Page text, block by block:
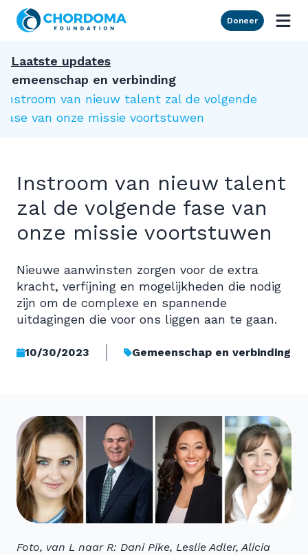
Skip to Main Content
Doneer
Laatste updates
Gemeenschap en verbinding
Instroom van nieuw talent zal de volgende
fase van onze missie voortstuwen
Instroom van nieuw talent
zal de volgende fase van
onze missie voortstuwen
Nieuwe aanwinsten zorgen voor de extra
kracht, verfijning en mogelijkheden die nodig
zijn om de complexe en spannende
uitdagingen die voor ons liggen aan te gaan.
10/30/2023 Gemeenschap en verbinding
Foto, van L naar R: Dani Pike, Leslie Adler, Alicia